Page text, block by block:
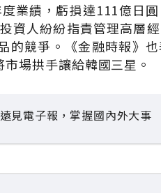
業績，虧損達111億日
資人紛紛指責管理高層
的競爭。《金融時報》
場拱手讓給韓國三星。
見電子報，掌握國內外大事